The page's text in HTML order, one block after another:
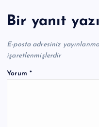
Bir yanıt
E-posta adresiniz
işaretlenmişlerdir
Yorum *